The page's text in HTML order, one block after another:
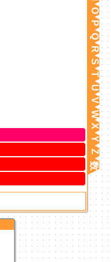
O
P
Q
R
S
T
U
V
W
X
Y
Z
数